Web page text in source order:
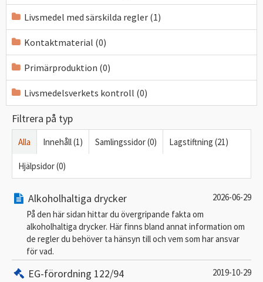
Livsmedel med särskilda regler (1)
Kontaktmaterial (0)
Primärproduktion (0)
Livsmedelsverkets kontroll (0)
Filtrera på typ
Alla Innehåll (1) Samlingssidor (0) Lagstiftning (21)
Hjälpsidor (0)
Alkoholhaltiga drycker
2026-06-29
På den här sidan hittar du övergripande fakta om
alkoholhaltiga drycker. Här finns bland annat information om
de regler du behöver ta hänsyn till och vem som har ansvar
för vad.
EG-förordning 122/94 2019-10-29